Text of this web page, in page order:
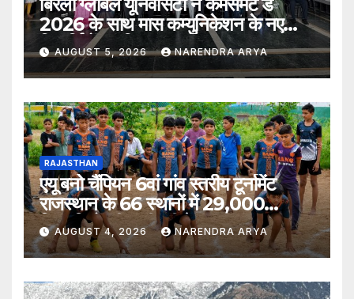
2026 के साथ मास कम्युनिकेशन के नए
विद्यार्थियों का किया स्वागत
AUGUST 5, 2026 NARENDRA ARYA
RAJASTHAN
एयू बनो चैंपियन 6वां गांव स्तरीय टूर्नामेंट
राजस्थान के 66 स्थानों में 29,000
खिलाड़ियों की भागीदारी के साथ संपन्न हुआ
AUGUST 4, 2026 NARENDRA ARYA